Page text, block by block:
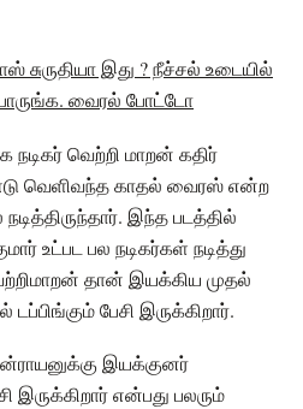
சுருதியா இது ? நீச்சல் உடையில்
வைரல் போட்டோ
வெற்றி மாறன் கதிர்
வெளிவந்த காதல் வைரஸ் என்ற
நடித்திருந்தார். இந்த படத்தில்
உட்பட பல நடிகர்கள் நடித்து
தான் இயக்கிய முதல்
பேசி இருக்கிறார்.
இயக்குனர்
இருக்கிறார் என்பது பலரும்